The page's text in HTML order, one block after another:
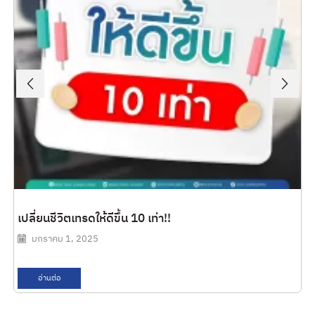
เปลี่ยนชีวิตเทรดให้ดีขึ้น 10 เท่า!!
มกราคม 1, 2025
อ่านต่อ